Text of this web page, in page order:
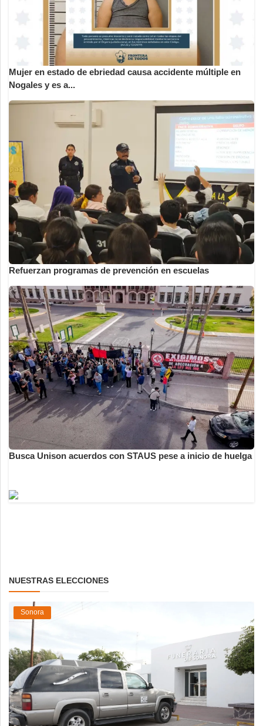
Mujer en estado de ebriedad causa accidente múltiple en
Nogales y es a...
Refuerzan programas de prevención en escuelas
Busca Unison acuerdos con STAUS pese a inicio de huelga
NUESTRAS ELECCIONES
Sonora